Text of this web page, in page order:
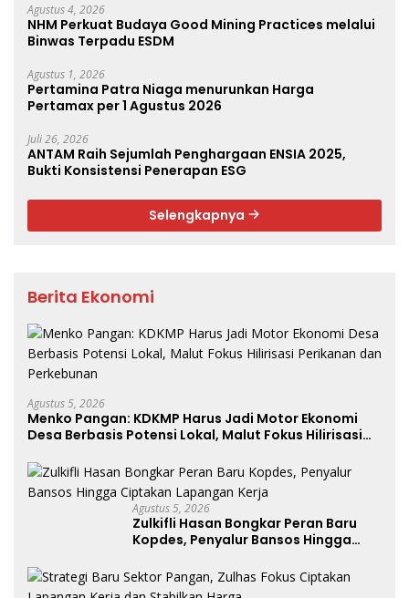
Agustus 4, 2026
NHM Perkuat Budaya Good Mining Practices melalui
Binwas Terpadu ESDM
Agustus 1, 2026
Pertamina Patra Niaga menurunkan Harga
Pertamax per 1 Agustus 2026
Juli 26, 2026
ANTAM Raih Sejumlah Penghargaan ENSIA 2025,
Bukti Konsistensi Penerapan ESG
Selengkapnya
Berita Ekonomi
Agustus 5, 2026
Menko Pangan: KDKMP Harus Jadi Motor Ekonomi
Desa Berbasis Potensi Lokal, Malut Fokus Hilirisasi
Agustus 5, 2026
Zulkifli Hasan Bongkar Peran Baru
Kopdes, Penyalur Bansos Hingga